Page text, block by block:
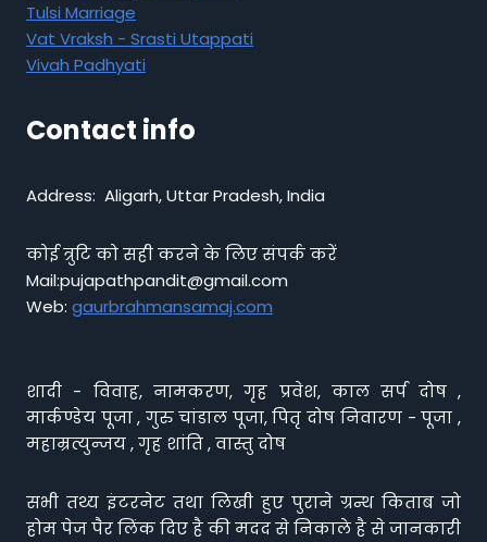
Tulsi Marriage
Vat Vraksh - Srasti Utappati
Vivah Padhyati
Contact info
Address: Aligarh, Uttar Pradesh, India
कोई त्रुटि को सही करने के लिए संपर्क करें
Mail:pujapathpandit@gmail.com
Web: gaurbrahmansamaj.com
शादी - विवाह, नामकरण, गृह प्रवेश, काल सर्प दोष ,
मार्कण्डेय पूजा , गुरु चांडाल पूजा, पितृ दोष निवारण - पूजा ,
महाम्रत्युन्जय , गृह शांति , वास्तु दोष
सभी तथ्य इंटरनेट तथा लिखी हुए पुराने ग्रन्थ किताब जो
होम पेज पैर लिंक दिए है की मदद से निकाले है से जानकारी